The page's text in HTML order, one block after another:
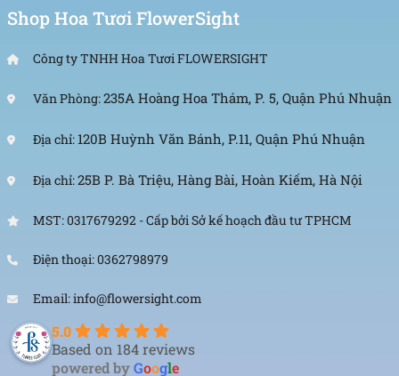
Shop Hoa Tươi FlowerSight
Công ty TNHH Hoa Tươi FLOWERSIGHT
Văn Phòng:235A Hoàng Hoa Thám, P. 5, Quận Phú Nhuận
Địa chỉ: 120B Huỳnh Văn Bánh, P.11, Quận Phú Nhuận
Địa chỉ:25B P. Bà Triệu, Hàng Bài, Hoàn Kiếm, Hà Nội
MST: 0317679292 - Cấp bởi Sở kế hoạch đầu tư TPHCM
Điện thoại: 0362798979
Email: info@flowersight.com
5.0
Based on 184 reviews
powered byGoogle